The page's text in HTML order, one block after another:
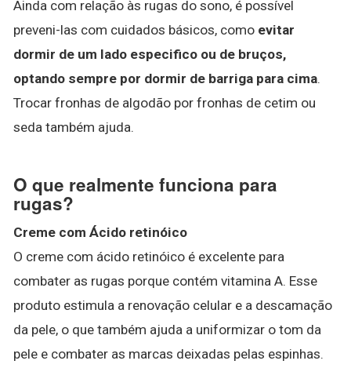
Ainda com relação às rugas do sono, é possível
preveni-las com cuidados básicos, como evitar
dormir de um lado especifico ou de bruços,
optando sempre por dormir de barriga para cima.
Trocar fronhas de algodão por fronhas de cetim ou
seda também ajuda.
O que realmente funciona para
rugas?
Creme com Ácido retinóico
O creme com ácido retinóico é excelente para
combater as rugas porque contém vitamina A. Esse
produto estimula a renovação celular e a descamação
da pele, o que também ajuda a uniformizar o tom da
pele e combater as marcas deixadas pelas espinhas.